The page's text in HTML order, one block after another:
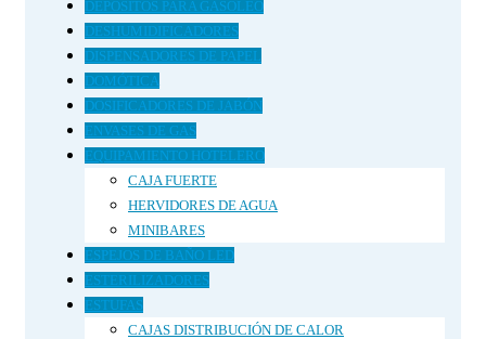
DEPÓSITOS PARA GASÓLEO
DESHUMIDIFICADORES
DISPENSADORES DE PAPEL
DOMÓTICA
DOSIFICADORES DE JABÓN
ENVASES DE GAS
EQUIPAMIENTO HOTELERO
CAJA FUERTE
HERVIDORES DE AGUA
MINIBARES
ESPEJOS DE BAÑO LED
ESTERILIZADORES
ESTUFAS
CAJAS DISTRIBUCIÓN DE CALOR